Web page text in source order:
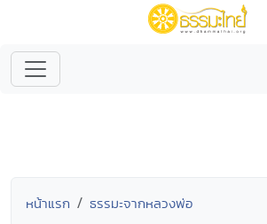
หน้าแรก ธรรมะจากหลวงพ่อ